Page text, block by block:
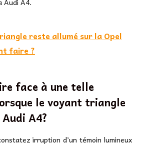
reste allumé sur la Opel
faire ?
face à une telle
le voyant triangle
A4?
irruption d’un témoin lumineux